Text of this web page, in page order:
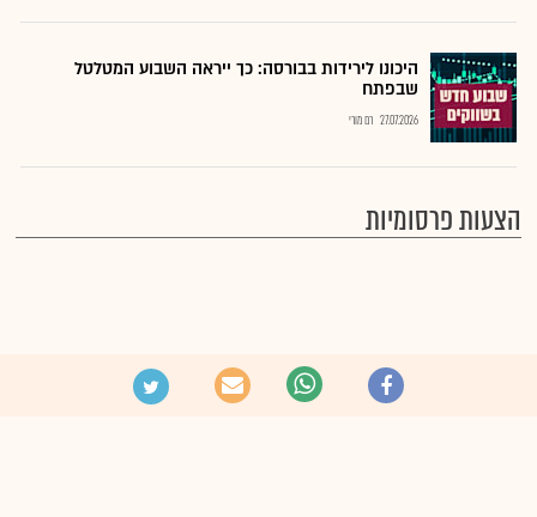
היכונו לירידות בבורסה: כך ייראה השבוע המטלטל
שבפתח
27.07.2026 רם מורי
הצעות פרסומיות